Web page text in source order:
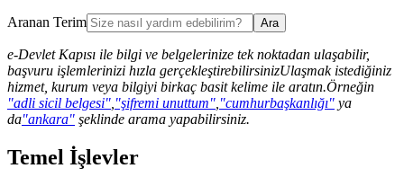
Aranan Terim
e-Devlet Kapısı ile bilgi ve belgelerinize tek noktadan ulaşabilir,
başvuru işlemlerinizi hızla gerçekleştirebilirsinizUlaşmak istediğiniz
hizmet, kurum veya bilgiyi birkaç basit kelime ile aratın.Örneğin
"adli sicil belgesi" "şifremi unuttum" "cumhurbaşkanlığı" ya
da"ankara" şeklinde arama yapabilirsiniz.
Temel İşlevler